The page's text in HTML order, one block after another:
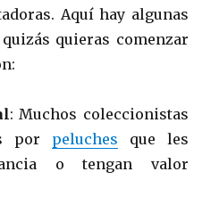
Aquí hay algunas
quieras comenzar
: Muchos coleccionistas
por peluches que les
o tengan valor